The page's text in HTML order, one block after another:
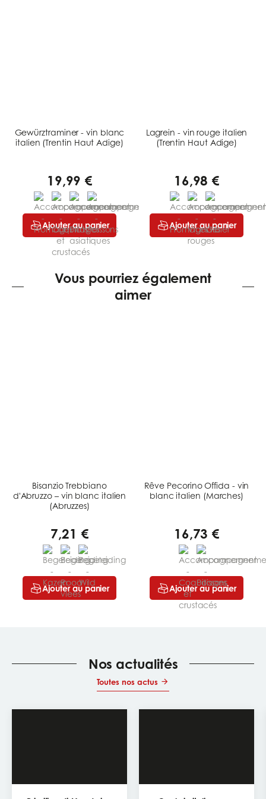
Gewürztraminer - vin blanc
italien (Trentin Haut Adige)
19,99 €
Ajouter au panier
Lagrein - vin rouge italien
(Trentin Haut Adige)
16,98 €
Ajouter au panier
Vous pourriez également
aimer
Bisanzio Trebbiano
d'Abruzzo – vin blanc italien
(Abruzzes)
7,21 €
Ajouter au panier
Rêve Pecorino Offida - vin
blanc italien (Marches)
16,73 €
Ajouter au panier
Nos actualités
Toutes nos actus